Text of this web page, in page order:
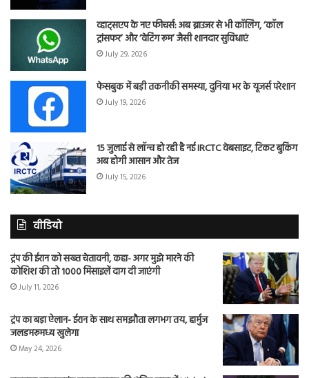
व्हाट्सएप के नए फीचर्स: अब ब्राउजर से भी कॉलिंग, ‘कॉल
ट्रांसफर’ और ‘वेटिंग रूम’ जैसी शानदार सुविधाएं
July 29, 2026
फेसबुक में बड़ी तकनीकी समस्या, दुनिया भर के यूजर्स परेशान
July 19, 2026
15 जुलाई से लॉन्च हो रही है नई IRCTC वेबसाइट, टिकट बुकिंग
अब होगी आसान और तेज
July 15, 2026
वीडियो
ट्रंप की ईरान को सख्त चेतावनी, कहा- अगर मुझे मारने की
कोशिश की तो 1000 मिसाइलें दाग दी जाएंगी
July 11, 2026
ट्रंप का बड़ा ऐलान- ईरान के साथ समझौता लगभग तय, हार्मुज
जलडमरूमध्य खुलेगा
May 24, 2026